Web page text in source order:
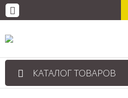
КАТАЛОГ ТОВАРОВ